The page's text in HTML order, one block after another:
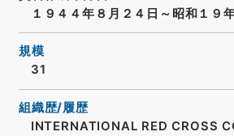
１９４４年８月２４日～昭和１９
規模
31
組織歴/履歴
INTERNATIONAL RED CROSS